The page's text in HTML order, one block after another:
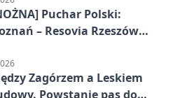
Puchar Polski:
– Resovia Rzeszów
Zagórzem a Leskiem
Powstanie pas do